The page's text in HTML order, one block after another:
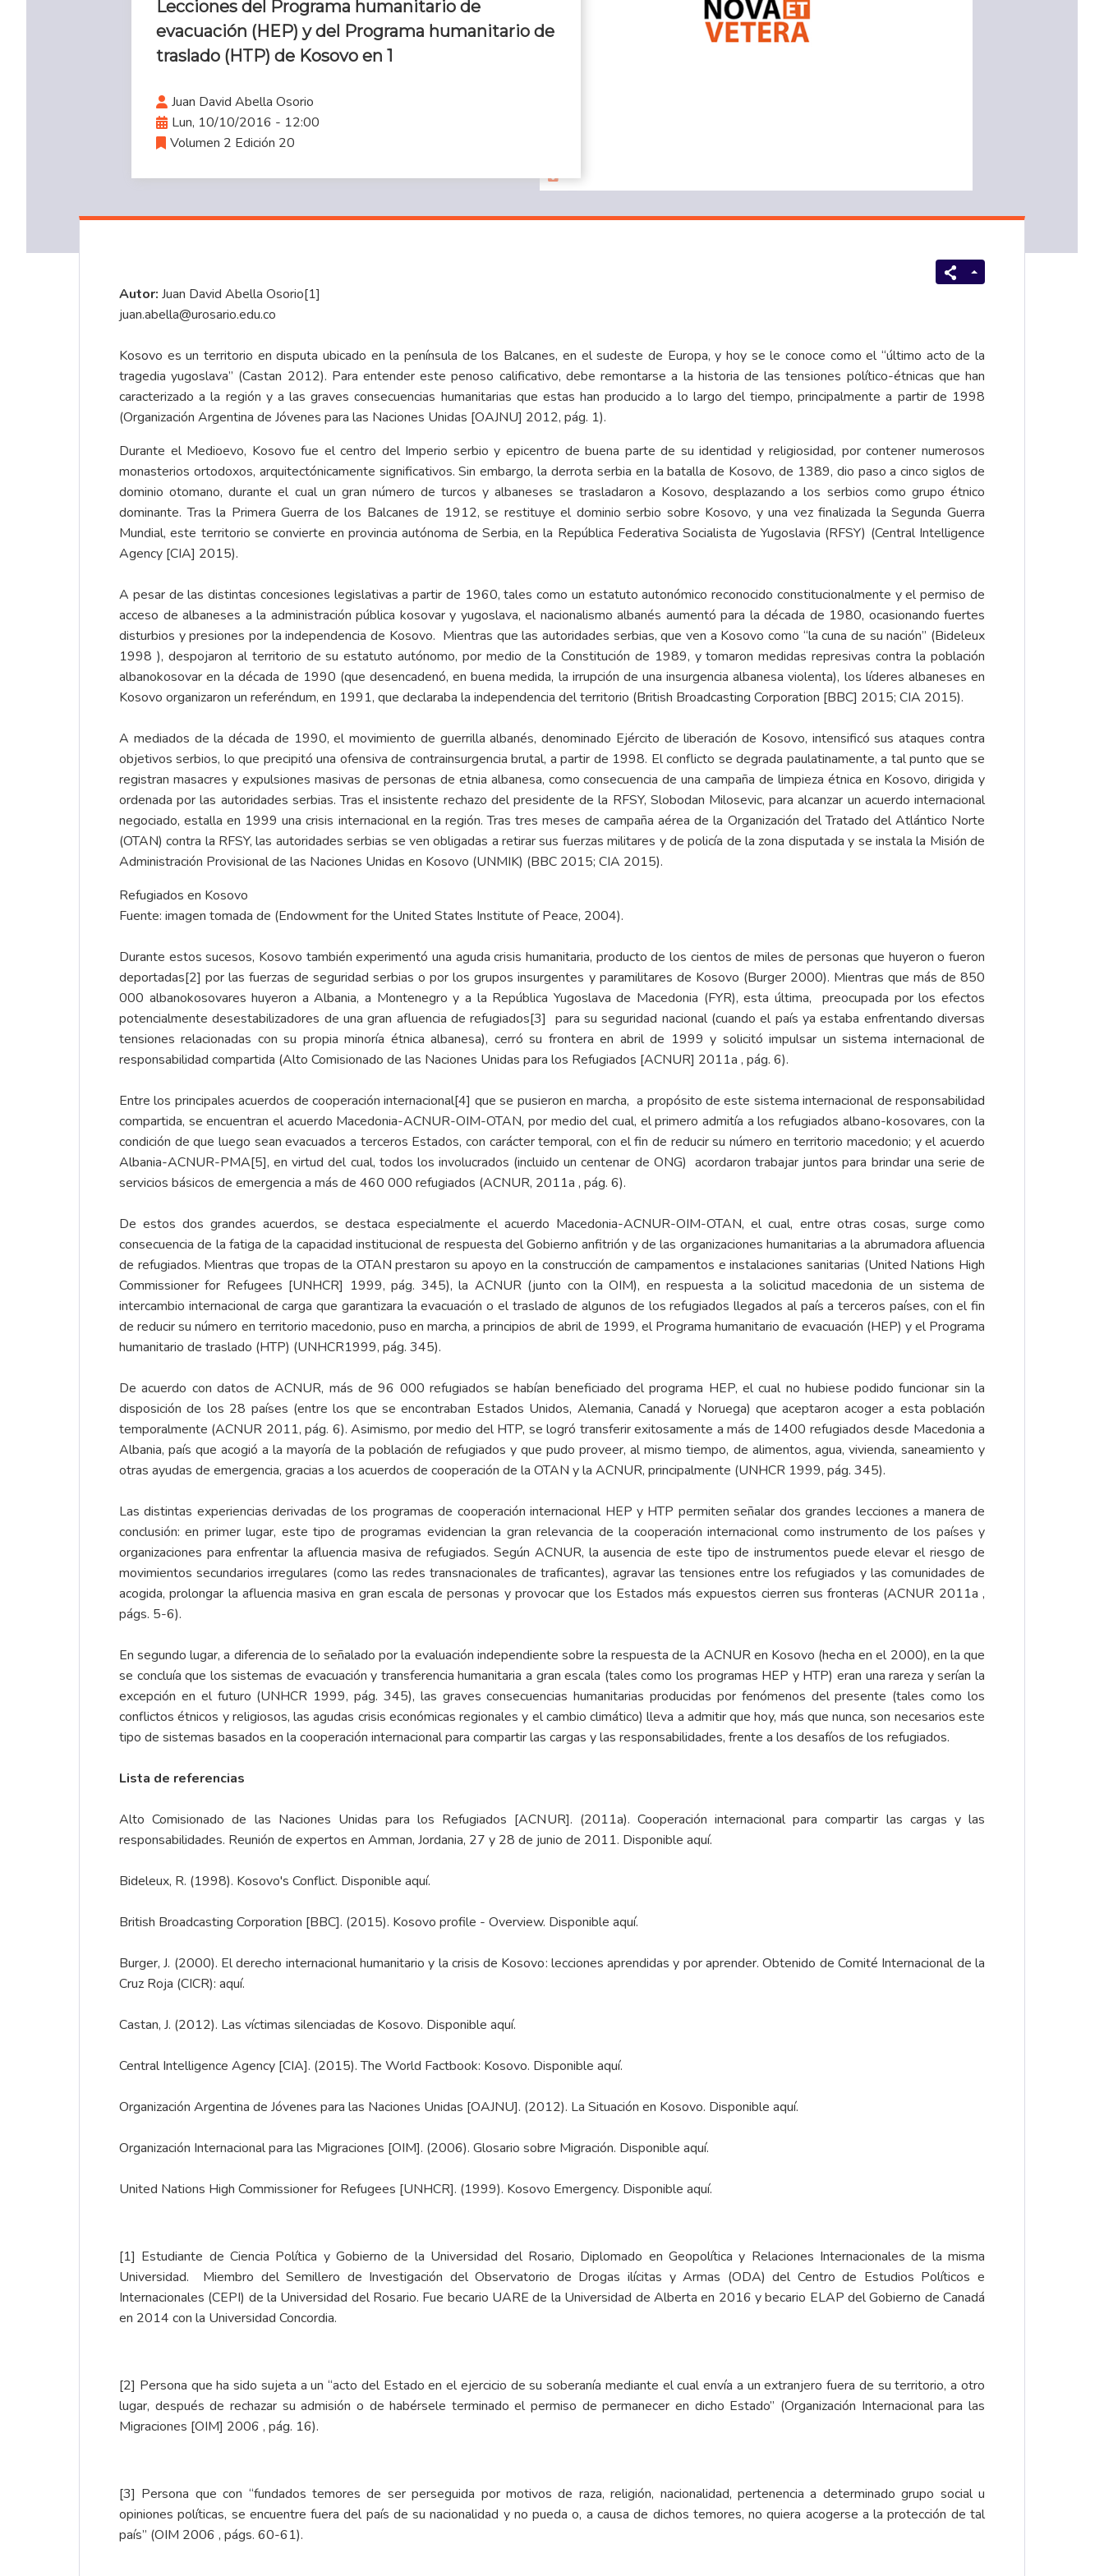
Lecciones del Programa humanitario de
evacuación (HEP) y del Programa humanitario de
traslado (HTP) de Kosovo en 1
Juan David Abella Osorio
Lun, 10/10/2016 - 12:00
Volumen 2 Edición 20
Autor: Juan David Abella Osorio[1]
juan.abella@urosario.edu.co
Kosovo es un territorio en disputa ubicado en la península de los Balcanes, en el sudeste de Europa, y hoy se le conoce como el “último acto de la
tragedia yugoslava” (Castan 2012). Para entender este penoso calificativo, debe remontarse a la historia de las tensiones político-étnicas que han
caracterizado a la región y a las graves consecuencias humanitarias que estas han producido a lo largo del tiempo, principalmente a partir de 1998
(Organización Argentina de Jóvenes para las Naciones Unidas [OAJNU] 2012, pág. 1).
Durante el Medioevo, Kosovo fue el centro del Imperio serbio y epicentro de buena parte de su identidad y religiosidad, por contener numerosos
monasterios ortodoxos, arquitectónicamente significativos. Sin embargo, la derrota serbia en la batalla de Kosovo, de 1389, dio paso a cinco siglos de
dominio otomano, durante el cual un gran número de turcos y albaneses se trasladaron a Kosovo, desplazando a los serbios como grupo étnico
dominante. Tras la Primera Guerra de los Balcanes de 1912, se restituye el dominio serbio sobre Kosovo, y una vez finalizada la Segunda Guerra
Mundial, este territorio se convierte en provincia autónoma de Serbia, en la República Federativa Socialista de Yugoslavia (RFSY) (Central Intelligence
Agency [CIA] 2015).
A pesar de las distintas concesiones legislativas a partir de 1960, tales como un estatuto autonómico reconocido constitucionalmente y el permiso de
acceso de albaneses a la administración pública kosovar y yugoslava, el nacionalismo albanés aumentó para la década de 1980, ocasionando fuertes
disturbios y presiones por la independencia de Kosovo. Mientras que las autoridades serbias, que ven a Kosovo como “la cuna de su nación” (Bideleux
1998 ), despojaron al territorio de su estatuto autónomo, por medio de la Constitución de 1989, y tomaron medidas represivas contra la población
albanokosovar en la década de 1990 (que desencadenó, en buena medida, la irrupción de una insurgencia albanesa violenta), los líderes albaneses en
Kosovo organizaron un referéndum, en 1991, que declaraba la independencia del territorio (British Broadcasting Corporation [BBC] 2015; CIA 2015).
A mediados de la década de 1990, el movimiento de guerrilla albanés, denominado Ejército de liberación de Kosovo, intensificó sus ataques contra
objetivos serbios, lo que precipitó una ofensiva de contrainsurgencia brutal, a partir de 1998. El conflicto se degrada paulatinamente, a tal punto que se
registran masacres y expulsiones masivas de personas de etnia albanesa, como consecuencia de una campaña de limpieza étnica en Kosovo, dirigida y
ordenada por las autoridades serbias. Tras el insistente rechazo del presidente de la RFSY, Slobodan Milosevic, para alcanzar un acuerdo internacional
negociado, estalla en 1999 una crisis internacional en la región. Tras tres meses de campaña aérea de la Organización del Tratado del Atlántico Norte
(OTAN) contra la RFSY, las autoridades serbias se ven obligadas a retirar sus fuerzas militares y de policía de la zona disputada y se instala la Misión de
Administración Provisional de las Naciones Unidas en Kosovo (UNMIK) (BBC 2015; CIA 2015).
Refugiados en Kosovo
Fuente: imagen tomada de (Endowment for the United States Institute of Peace, 2004).
Durante estos sucesos, Kosovo también experimentó una aguda crisis humanitaria, producto de los cientos de miles de personas que huyeron o fueron
deportadas[2] por las fuerzas de seguridad serbias o por los grupos insurgentes y paramilitares de Kosovo (Burger 2000). Mientras que más de 850
000 albanokosovares huyeron a Albania, a Montenegro y a la República Yugoslava de Macedonia (FYR), esta última, preocupada por los efectos
potencialmente desestabilizadores de una gran afluencia de refugiados[3] para su seguridad nacional (cuando el país ya estaba enfrentando diversas
tensiones relacionadas con su propia minoría étnica albanesa), cerró su frontera en abril de 1999 y solicitó impulsar un sistema internacional de
responsabilidad compartida (Alto Comisionado de las Naciones Unidas para los Refugiados [ACNUR] 2011a , pág. 6).
Entre los principales acuerdos de cooperación internacional[4] que se pusieron en marcha, a propósito de este sistema internacional de responsabilidad
compartida, se encuentran el acuerdo Macedonia-ACNUR-OIM-OTAN, por medio del cual, el primero admitía a los refugiados albano-kosovares, con la
condición de que luego sean evacuados a terceros Estados, con carácter temporal, con el fin de reducir su número en territorio macedonio; y el acuerdo
Albania-ACNUR-PMA[5], en virtud del cual, todos los involucrados (incluido un centenar de ONG) acordaron trabajar juntos para brindar una serie de
servicios básicos de emergencia a más de 460 000 refugiados (ACNUR, 2011a , pág. 6).
De estos dos grandes acuerdos, se destaca especialmente el acuerdo Macedonia-ACNUR-OIM-OTAN, el cual, entre otras cosas, surge como
consecuencia de la fatiga de la capacidad institucional de respuesta del Gobierno anfitrión y de las organizaciones humanitarias a la abrumadora afluencia
de refugiados. Mientras que tropas de la OTAN prestaron su apoyo en la construcción de campamentos e instalaciones sanitarias (United Nations High
Commissioner for Refugees [UNHCR] 1999, pág. 345), la ACNUR (junto con la OIM), en respuesta a la solicitud macedonia de un sistema de
intercambio internacional de carga que garantizara la evacuación o el traslado de algunos de los refugiados llegados al país a terceros países, con el fin
de reducir su número en territorio macedonio, puso en marcha, a principios de abril de 1999, el Programa humanitario de evacuación (HEP) y el Programa
humanitario de traslado (HTP) (UNHCR1999, pág. 345).
De acuerdo con datos de ACNUR, más de 96 000 refugiados se habían beneficiado del programa HEP, el cual no hubiese podido funcionar sin la
disposición de los 28 países (entre los que se encontraban Estados Unidos, Alemania, Canadá y Noruega) que aceptaron acoger a esta población
temporalmente (ACNUR 2011, pág. 6). Asimismo, por medio del HTP, se logró transferir exitosamente a más de 1400 refugiados desde Macedonia a
Albania, país que acogió a la mayoría de la población de refugiados y que pudo proveer, al mismo tiempo, de alimentos, agua, vivienda, saneamiento y
otras ayudas de emergencia, gracias a los acuerdos de cooperación de la OTAN y la ACNUR, principalmente (UNHCR 1999, pág. 345).
Las distintas experiencias derivadas de los programas de cooperación internacional HEP y HTP permiten señalar dos grandes lecciones a manera de
conclusión: en primer lugar, este tipo de programas evidencian la gran relevancia de la cooperación internacional como instrumento de los países y
organizaciones para enfrentar la afluencia masiva de refugiados. Según ACNUR, la ausencia de este tipo de instrumentos puede elevar el riesgo de
movimientos secundarios irregulares (como las redes transnacionales de traficantes), agravar las tensiones entre los refugiados y las comunidades de
acogida, prolongar la afluencia masiva en gran escala de personas y provocar que los Estados más expuestos cierren sus fronteras (ACNUR 2011a ,
págs. 5-6).
En segundo lugar, a diferencia de lo señalado por la evaluación independiente sobre la respuesta de la ACNUR en Kosovo (hecha en el 2000), en la que
se concluía que los sistemas de evacuación y transferencia humanitaria a gran escala (tales como los programas HEP y HTP) eran una rareza y serían la
excepción en el futuro (UNHCR 1999, pág. 345), las graves consecuencias humanitarias producidas por fenómenos del presente (tales como los
conflictos étnicos y religiosos, las agudas crisis económicas regionales y el cambio climático) lleva a admitir que hoy, más que nunca, son necesarios este
tipo de sistemas basados en la cooperación internacional para compartir las cargas y las responsabilidades, frente a los desafíos de los refugiados.
Lista de referencias
Alto Comisionado de las Naciones Unidas para los Refugiados [ACNUR]. (2011a). Cooperación internacional para compartir las cargas y las
responsabilidades. Reunión de expertos en Amman, Jordania, 27 y 28 de junio de 2011. Disponible aquí.
Bideleux, R. (1998). Kosovo's Conflict. Disponible aquí.
British Broadcasting Corporation [BBC]. (2015). Kosovo profile - Overview. Disponible aquí.
Burger, J. (2000). El derecho internacional humanitario y la crisis de Kosovo: lecciones aprendidas y por aprender. Obtenido de Comité Internacional de la
Cruz Roja (CICR): aquí.
Castan, J. (2012). Las víctimas silenciadas de Kosovo. Disponible aquí.
Central Intelligence Agency [CIA]. (2015). The World Factbook: Kosovo. Disponible aquí.
Organización Argentina de Jóvenes para las Naciones Unidas [OAJNU]. (2012). La Situación en Kosovo. Disponible aquí.
Organización Internacional para las Migraciones [OIM]. (2006). Glosario sobre Migración. Disponible aquí.
United Nations High Commissioner for Refugees [UNHCR]. (1999). Kosovo Emergency. Disponible aquí.
[1] Estudiante de Ciencia Política y Gobierno de la Universidad del Rosario, Diplomado en Geopolítica y Relaciones Internacionales de la misma
Universidad. Miembro del Semillero de Investigación del Observatorio de Drogas ilícitas y Armas (ODA) del Centro de Estudios Políticos e
Internacionales (CEPI) de la Universidad del Rosario. Fue becario UARE de la Universidad de Alberta en 2016 y becario ELAP del Gobierno de Canadá
en 2014 con la Universidad Concordia.
[2] Persona que ha sido sujeta a un “acto del Estado en el ejercicio de su soberanía mediante el cual envía a un extranjero fuera de su territorio, a otro
lugar, después de rechazar su admisión o de habérsele terminado el permiso de permanecer en dicho Estado” (Organización Internacional para las
Migraciones [OIM] 2006 , pág. 16).
[3] Persona que con “fundados temores de ser perseguida por motivos de raza, religión, nacionalidad, pertenencia a determinado grupo social u
opiniones políticas, se encuentre fuera del país de su nacionalidad y no pueda o, a causa de dichos temores, no quiera acogerse a la protección de tal
país” (OIM 2006 , págs. 60-61).